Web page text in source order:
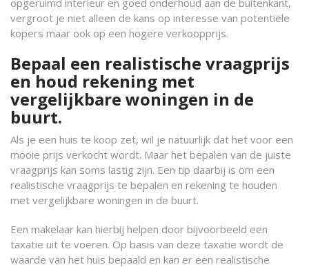
opgeruimd interieur en goed onderhoud aan de buitenkant,
vergroot je niet alleen de kans op interesse van potentiële
kopers maar ook op een hogere verkoopprijs.
Bepaal een realistische vraagprijs
en houd rekening met
vergelijkbare woningen in de
buurt.
Als je een huis te koop zet, wil je natuurlijk dat het voor een
mooie prijs verkocht wordt. Maar het bepalen van de juiste
vraagprijs kan soms lastig zijn. Een tip daarbij is om een
realistische vraagprijs te bepalen en rekening te houden
met vergelijkbare woningen in de buurt.
Een makelaar kan hierbij helpen door bijvoorbeeld een
taxatie uit te voeren. Op basis van deze taxatie wordt de
waarde van het huis bepaald en kan er een realistische